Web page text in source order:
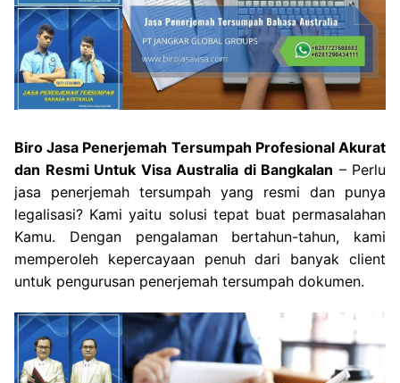
Biro Jasa Penerjemah Tersumpah Profesional Akurat
dan Resmi Untuk Visa Australia di Bangkalan – Perlu
jasa penerjemah tersumpah yang resmi dan punya
legalisasi? Kami yaitu solusi tepat buat permasalahan
Kamu. Dengan pengalaman bertahun-tahun, kami
memperoleh kepercayaan penuh dari banyak client
untuk pengurusan penerjemah tersumpah dokumen.